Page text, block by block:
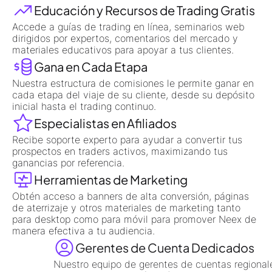
Educación y Recursos de Trading Gratis
Accede a guías de trading en línea, seminarios web
dirigidos por expertos, comentarios del mercado y
materiales educativos para apoyar a tus clientes.
Gana en Cada Etapa
Nuestra estructura de comisiones le permite ganar en
cada etapa del viaje de su cliente, desde su depósito
inicial hasta el trading continuo.
Especialistas en Afiliados
Recibe soporte experto para ayudar a convertir tus
prospectos en traders activos, maximizando tus
ganancias por referencia.
Herramientas de Marketing
Obtén acceso a banners de alta conversión, páginas
de aterrizaje y otros materiales de marketing tanto
para desktop como para móvil para promover Neex de
manera efectiva a tu audiencia.
Gerentes de Cuenta Dedicados
Nuestro equipo de gerentes de cuentas regionales